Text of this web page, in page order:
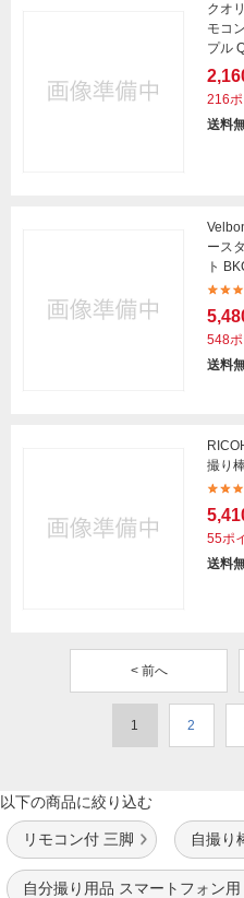
クオ
モコ
プル
216ポ
送料
ース
ト
548ポ
送料
撮り
55ポ
送料
< 前へ
1 2
以下の商品に絞り込む
リモコン付 三脚 自撮り
自分撮り用品 スマートフォン用